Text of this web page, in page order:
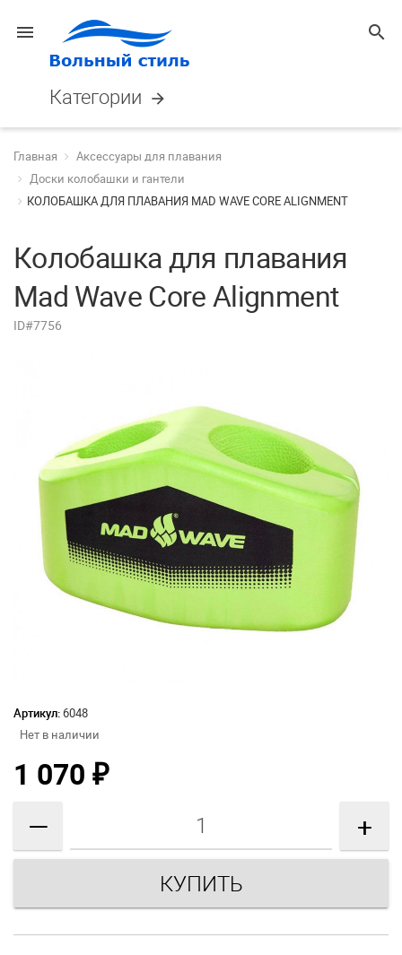
menu search
Категории arrow_forward
Главная
Аксессуары для плавания
Доски колобашки и гантели
КОЛОБАШКА ДЛЯ ПЛАВАНИЯ MAD WAVE CORE ALIGNMENT
Колобашка для плавания
Mad Wave Core Alignment
ID#7756
Артикул:6048
Нет в наличии
1 070 ₽
— +